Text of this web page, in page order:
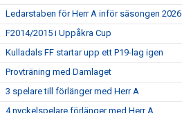
Ledarstaben för Herr A inför säsongen 2026
F2014/2015 i Uppåkra Cup
Kulladals FF startar upp ett P19-lag igen
Provträning med Damlaget
3 spelare till förlänger med Herr A
4 nyckelspelare förlänger med Herr A